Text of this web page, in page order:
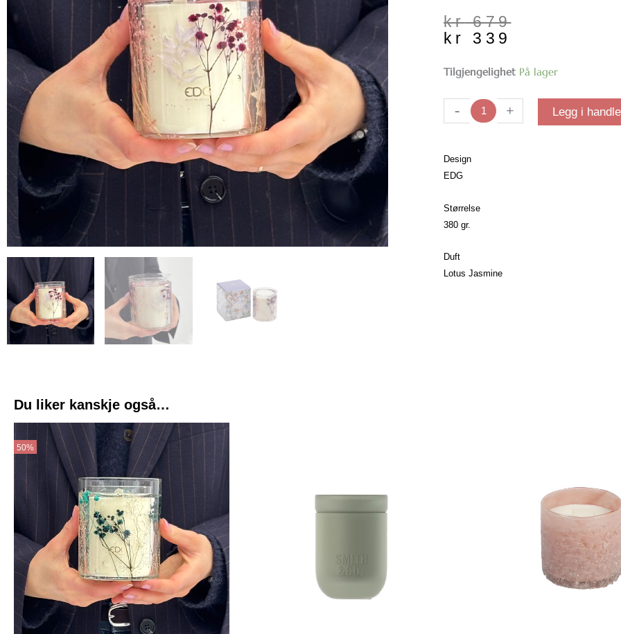
kr679
Opprinnelig
pris
kr 679.
kr 339
Nåværende
pris
kr 339.
Tilgjengelighet På lager
-
Duftlys
Lotus
Jasmine
antall
+ Legg i
Design
EDG
Størrelse
380 gr.
Duft
Lotus Jasmine
Du liker kanskje også…
50%
Opprinnelig
pris
var:
kr 679.
Nåværende
pris
er:
kr 339.